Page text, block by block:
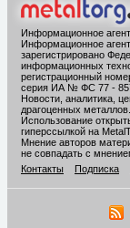
Информационное
Информационное
зарегистрировано
информационных
регистрационный
серия ИА № ФС 77 -
Новости, аналитика,
драгоценных металлов.
Использование
гиперссылкой на
Мнение авторов
не совпадать с
Контакты
Подписка